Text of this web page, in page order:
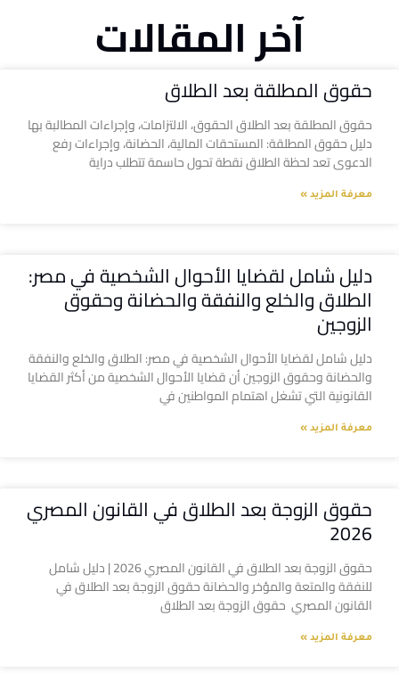
آخر المقالات
حقوق المطلقة بعد الطلاق
حقوق المطلقة بعد الطلاق الحقوق، الالتزامات، وإجراءات المطالبة بها
دليل حقوق المطلقة: المستحقات المالية، الحضانة، وإجراءات رفع
الدعوى تعد لحظة الطلاق نقطة تحول حاسمة تتطلب دراية
معرفة المزيد »
دليل شامل لقضايا الأحوال الشخصية في مصر:
الطلاق والخلع والنفقة والحضانة وحقوق
الزوجين
دليل شامل لقضايا الأحوال الشخصية في مصر: الطلاق والخلع والنفقة
والحضانة وحقوق الزوجين أن قضايا الأحوال الشخصية من أكثر القضايا
القانونية التي تشغل اهتمام المواطنين في
معرفة المزيد »
حقوق الزوجة بعد الطلاق في القانون المصري
2026
حقوق الزوجة بعد الطلاق في القانون المصري 2026 | دليل شامل
للنفقة والمتعة والمؤخر والحضانة حقوق الزوجة بعد الطلاق في
القانون المصري حقوق الزوجة بعد الطلاق
معرفة المزيد »